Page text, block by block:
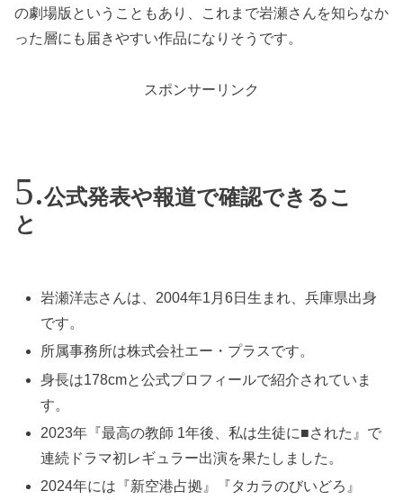
の劇場版ということもあり、これまで岩瀬さんを知らなか
った層にも届きやすい作品になりそうです。
スポンサーリンク
公式発表や報道で確認できるこ
と
岩瀬洋志さんは、2004年1月6日生まれ、兵庫県出身
です。
所属事務所は株式会社エー・プラスです。
身長は178cmと公式プロフィールで紹介されていま
す。
2023年『最高の教師 1年後、私は生徒に■された』で
連続ドラマ初レギュラー出演を果たしました。
2024年には『新空港占拠』『タカラのびいどろ』